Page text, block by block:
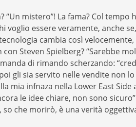
mistero”! La fama? Col tempo
essere veramente, anche
cambia così
Steven Spielberg? “Sarebbe
di rimando scherzando:
gli sia servito nelle vendite non lo
mia infnaza nella Lower East Side
le idee chiare, non sono
che morirò, è una verità